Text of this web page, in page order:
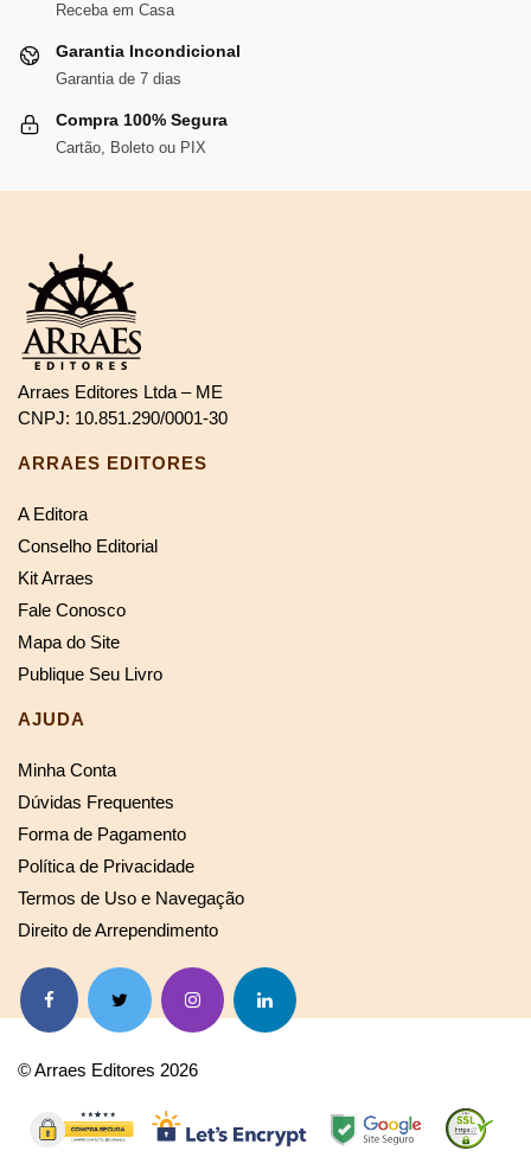
Receba em Casa
Garantia Incondicional
Garantia de 7 dias
Compra 100% Segura
Cartão, Boleto ou PIX
Arraes Editores Ltda – ME
CNPJ: 10.851.290/0001-30
ARRAES EDITORES
A Editora
Conselho Editorial
Kit Arraes
Fale Conosco
Mapa do Site
Publique Seu Livro
AJUDA
Minha Conta
Dúvidas Frequentes
Forma de Pagamento
Política de Privacidade
Termos de Uso e Navegação
Direito de Arrependimento
© Arraes Editores 2026